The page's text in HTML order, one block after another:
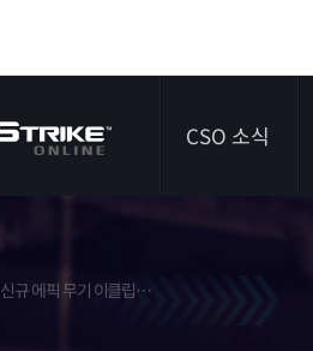
CSO 소식
신규 에픽 무기 이클립스 시프터